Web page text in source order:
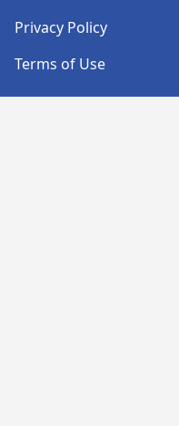
Privacy Policy
Terms of Use